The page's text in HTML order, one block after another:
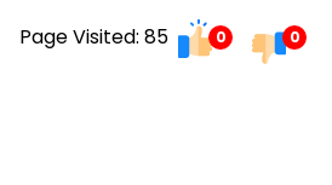
Page Visited: 85 0 0